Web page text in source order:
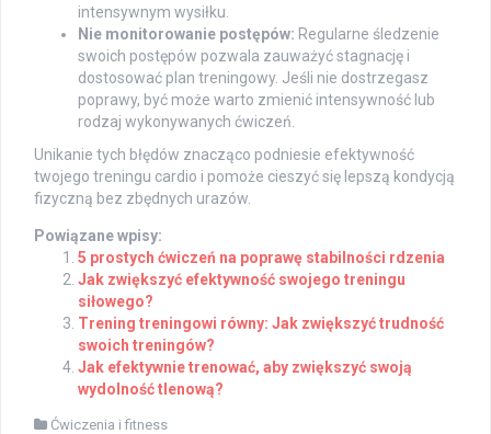
intensywnym wysiłku.
Nie monitorowanie postępów: Regularne śledzenie
swoich postępów pozwala zauważyć stagnację i
dostosować plan treningowy. Jeśli nie dostrzegasz
poprawy, być może warto zmienić intensywność lub
rodzaj wykonywanych ćwiczeń.
Unikanie tych błędów znacząco podniesie efektywność
twojego treningu cardio i pomoże cieszyć się lepszą kondycją
fizyczną bez zbędnych urazów.
Powiązane wpisy:
5 prostych ćwiczeń na poprawę stabilności rdzenia
Jak zwiększyć efektywność swojego treningu
siłowego?
Trening treningowi równy: Jak zwiększyć trudność
swoich treningów?
Jak efektywnie trenować, aby zwiększyć swoją
wydolność tlenową?
Ćwiczenia i fitness